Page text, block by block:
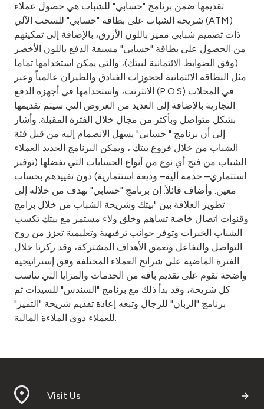
تقديمها ضمن برنامج "حسابي" للشباب هي حصول عملاء
شريحة الشباب على بطاقة "حسابي" للسحب الآلي (ATM)
ذات تصميم شبابي مميز باللون الأزرق، بالإضافة إلى تمكينهم
من الحصول على بطاقة "حسابي" مسبقة الدفع باللون الأخضر
(وفق الضوابط الائتمانية لبيتك)، والتي يمكن استخدامها تماما
مثل البطاقة الائتمانية لحجوزات الفنادق والطيران عالمياً وعبر
الانترنت، واستخدامها في أجهزة الدفع (P.O.S) في المحلات
التجارية بالإضافة إلى العديد من العروض التي سيتم تقديمها
بشكل متواصل وبأكثر من مجال خلال الفترة المقبلة. وأشار
إلى أن برنامج " حسابي" يسهل الانضمام إليه من قبل فئة
الشباب من خلال فروع بيتك ، ويمكن البرنامج الجديد العملاء
الشباب من فتح أي نوع من أنواع الحسابات التي يفضلها (توفير
استثماري– خدمة آلية– وديعة استثمارية) دون تقييدهم بحساب
معين. وأضاف قائلاً: إن برنامج "حسابي" نهدف من خلاله إلى
تطوير العلاقة بين "بيتك وشريحة الشباب من خلال برامج
وقنوات اتصال خاصة تساهم وخلق ولاء مستمر مع بيتك تكسب
الشباب الخبرات وتوفر جوانب ترفيهية وتعليمية تعزز من روح
التواصل والتفاعل وتعمق الأهداف المشتركة، وقد ركزنا خلال
الفترة الماضية على شرائح العملاء المختلفة وفق إستراتيجية
واضحة تقوم على تقديم باقة من الخدمات والمزايا التي تناسب
كل شريحة، وقد بدأ ذلك مع برنامج "السندس" للسيدات ثم
برنامج "الربان" للرجال وتبعه إعادة تقديم شريحة "التميز"
للعملاء ذوي الملاءة المالية.
Visit Us